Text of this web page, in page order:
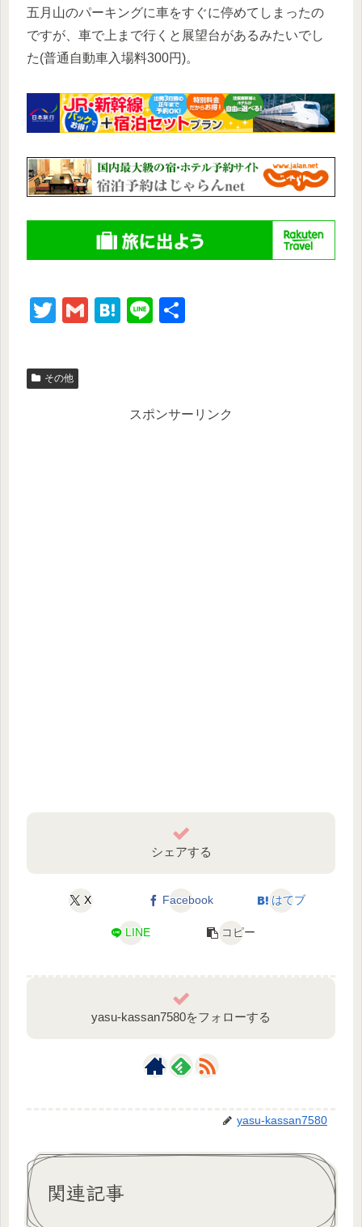
五月山のパーキングに車をすぐに停めてしまったの
ですが、車で上まで行くと展望台があるみたいでし
た(普通自動車入場料300円)。
T
tt
er
G
H
a
Li
その他
スポンサーリンク
シェアする
X Facebook はてブ
LINE コピー
yasu-kassan7580をフォローする
yasu-kassan7580
関連記事